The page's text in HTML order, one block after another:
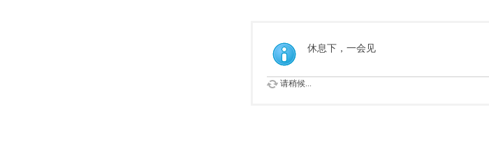
休息下，一会见
请稍候...